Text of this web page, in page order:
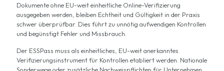
Dokumente ohne EU-weit einheitliche Online-Verifizierung
ausgegeben werden, bleiben Echtheit und Gültigkeit in der Praxis
schwer überprüfbar. Dies führt zu unnötig aufwendigen Kontrollen
und begünstigt Fehler und Missbrauch.
Der ESSPass muss als einheitliches, EU-weit anerkanntes
Verifizierungsinstrument für Kontrollen etabliert werden. Nationale
Sonderwege oder zusätzliche Nachweispflichten für Unternehmen